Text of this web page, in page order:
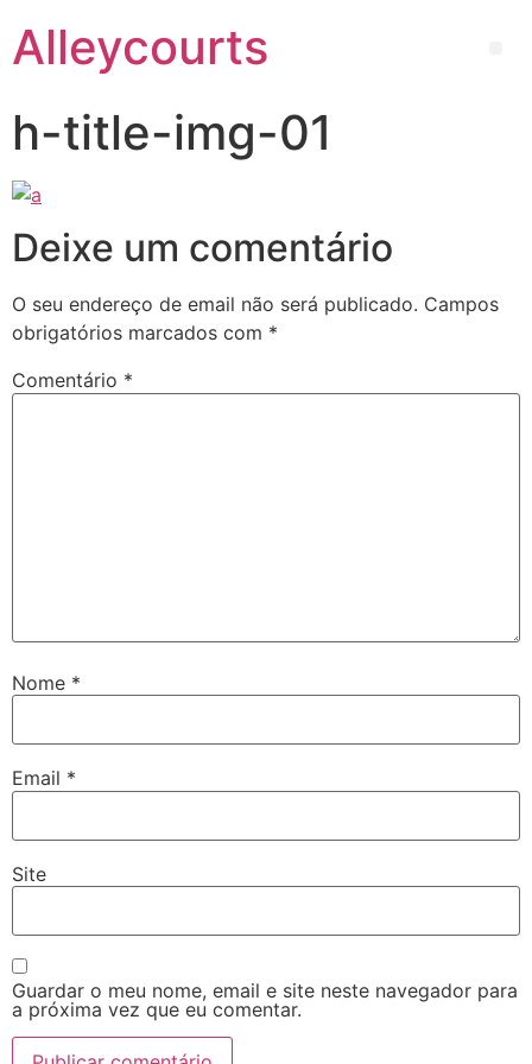
Alleycourts
h-title-img-01
Deixe um comentário
O seu endereço de email não será publicado. Campos
obrigatórios marcados com *
Comentário *
Nome *
Email *
Site
Guardar o meu nome, email e site neste navegador para
a próxima vez que eu comentar.